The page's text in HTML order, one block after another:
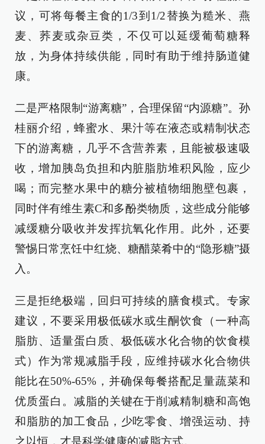
议，可将每餐主食的1/3到1/2替换为糙米、燕
麦、荞麦或杂豆类，不仅可以延缓葡萄糖释
放，为身体持续供能，同时有助于维持肠道健
康。
二是严格限制“游离糖”，合理保留“内源糖”。孙
桂丽介绍，蜂蜜水、果汁等在液态或精制状态
下的游离糖，几乎不含营养素，且能被极速吸
收，增加胰岛负担和内脏脂肪堆积风险，应少
喝；而完整水果中的糖分被植物细胞壁包裹，
同时伴有维生素C和多酚类物质，这些成分能够
减缓糖分吸收并发挥抗氧化作用。此外，还要
警惕日常烹饪中红烧、糖醋菜肴中的“隐形糖”摄
入。
三是拒绝极端，回归可持续的膳食模式。专家
建议，不要采用极低碳水或生酮饮食（一种高
脂肪、适量蛋白质、极低碳水化合物的饮食模
式）作为常规减脂手段，应维持碳水化合物供
能比在50%-65%，并确保每餐搭配足量蔬菜和
优质蛋白。减脂的关键在于削减精制糖和高饱
和脂肪的加工食品，少吃零食、增强运动、持
之以恒，才是科学健康的减脂方式。